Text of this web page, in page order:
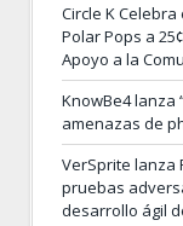
Circle K
Polar Pops a
Apoyo a la
KnowBe4 lanza
amenazas de
VerSprite lanza
pruebas
desarrollo ágil